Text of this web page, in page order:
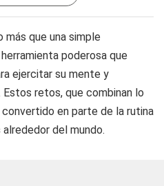
más que una simple
poderosa que
ejercitar su mente y
retos, que combinan lo
en parte de la rutina
alrededor del mundo.